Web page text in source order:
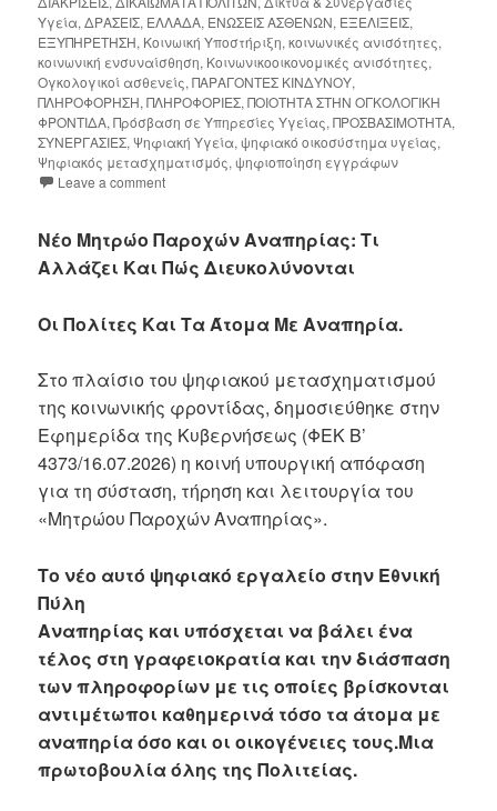
Υγεία,ΔΡΑΣΕΙΣ, ΕΛΛΑΔΑ, ΕΝΩΣΕΙΣ ΑΣΘΕΝΩΝ, ΕΞΕΛΙΞΕΙΣ,
ΕΞΥΠΗΡΕΤΗΣΗ, Κοινωική Υποστήριξη,κοινωνικές ανισότητες,
κοινωνική ενσυναίσθηση, Κοινωνικοοικονομικές ανισότητες,
Ογκολογικοί ασθενείς,ΠΑΡΑΓΟΝΤΕΣ ΚΙΝΔΥΝΟΥ,
ΠΛΗΡΟΦΟΡΗΣΗ,ΠΛΗΡΟΦΟΡΙΕΣ,ΠΟΙΟΤΗΤΑ ΣΤΗΝ ΟΓΚΟΛΟΓΙΚΗ
ΦΡΟΝΤΙΔΑ,Πρόσβαση σε Υπηρεσίες Υγείας,ΠΡΟΣΒΑΣΙΜΟΤΗΤΑ,
ΣΥΝΕΡΓΑΣΙΕΣ,Ψηφιακή Υγεία,ψηφιακό οικοσύστημα υγείας,
Ψηφιακός μετασχηματισμός,ψηφιοποίηση εγγράφων
Leave a comment
Νέο Μητρώο Παροχών Αναπηρίας: Τι
Αλλάζει Και Πώς Διευκολύνονται
Οι Πολίτες Και Τα Άτομα Με Αναπηρία.
Στο πλαίσιο του ψηφιακού μετασχηματισμού
της κοινωνικής φροντίδας, δημοσιεύθηκε στην
Εφημερίδα της Κυβερνήσεως (ΦΕΚ Β’
4373/16.07.2026) η κοινή υπουργική απόφαση
για τη σύσταση, τήρηση και λειτουργία του
«Μητρώου Παροχών Αναπηρίας».
Το νέο αυτό ψηφιακό εργαλείο στην Εθνική
Πύλη
Αναπηρίας και υπόσχεται να βάλει ένα
τέλος στη γραφειοκρατία και την διάσπαση
των πληροφορίων με τις οποίες βρίσκονται
αντιμέτωποι καθημερινά τόσο τα άτομα με
αναπηρία όσο και οι οικογένειες τους.Μια
πρωτοβουλία όλης της Πολιτείας.